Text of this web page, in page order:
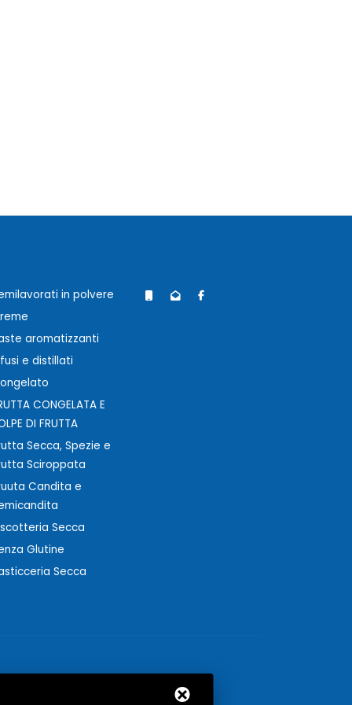
in polvere
aromatizzanti
e distillati
CONGELATA E
DI FRUTTA
Secca, Spezie e
Sciroppata
Candita e
Secca
Glutine
Secca